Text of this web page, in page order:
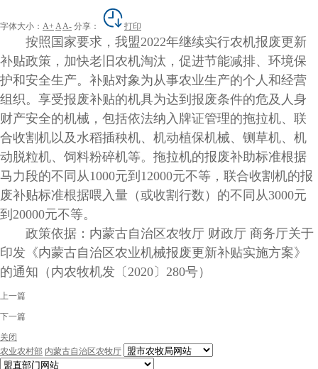
字体大小： A+ AA- 分享： 打印
按照国家要求，我盟2022年继续实行农机报废更新
补贴政策，加快老旧农机淘汰，促进节能减排、环境保
护和安全生产。补贴对象为从事农业生产的个人和经营
组织。享受报废补贴的机具为达到报废条件的危及人身
财产安全的机械，包括依法纳入牌证管理的拖拉机、联
合收割机以及水稻插秧机、机动植保机械、铡草机、机
动脱粒机、饲料粉碎机等。拖拉机的报废补助标准根据
马力段的不同从1000元到12000元不等，联合收割机的报
废补贴标准根据喂入量（或收割行数）的不同从3000元
到20000元不等。
政策依据：内蒙古自治区农牧厅 财政厅 商务厅关于
印发《内蒙古自治区农业机械报废更新补贴实施方案》
的通知（内农牧机发〔2020〕280号）
上一篇
下一篇
关闭
农业农村部 内蒙古自治区农牧厅